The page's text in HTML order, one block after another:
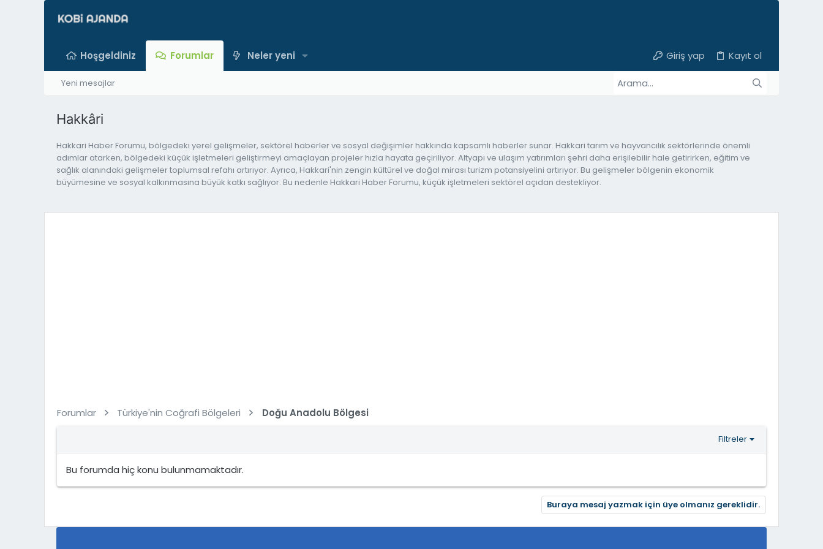
Hoşgeldiniz Forumlar Neler yeni Giriş yap Kayıt ol
Yeni mesajlar
Hakkâri
Hakkari Haber Forumu, bölgedeki yerel gelişmeler, sektörel haberler ve sosyal değişimler hakkında kapsamlı haberler sunar. Hakkari tarım ve hayvancılık sektörlerinde önemli
adımlar atarken, bölgedeki küçük işletmeleri geliştirmeyi amaçlayan projeler hızla hayata geçiriliyor. Altyapı ve ulaşım yatırımları şehri daha erişilebilir hale getirirken, eğitim ve
sağlık alanındaki gelişmeler toplumsal refahı artırıyor. Ayrıca, Hakkari'nin zengin kültürel ve doğal mirası turizm potansiyelini artırıyor. Bu gelişmeler bölgenin ekonomik
büyümesine ve sosyal kalkınmasına büyük katkı sağlıyor. Bu nedenle Hakkari Haber Forumu, küçük işletmeleri sektörel açıdan destekliyor.
Forumlar Türkiye'nin Coğrafi Bölgeleri Doğu Anadolu Bölgesi
Filtreler
Bu forumda hiç konu bulunmamaktadır.
Buraya mesaj yazmak için üye olmanız gereklidir.